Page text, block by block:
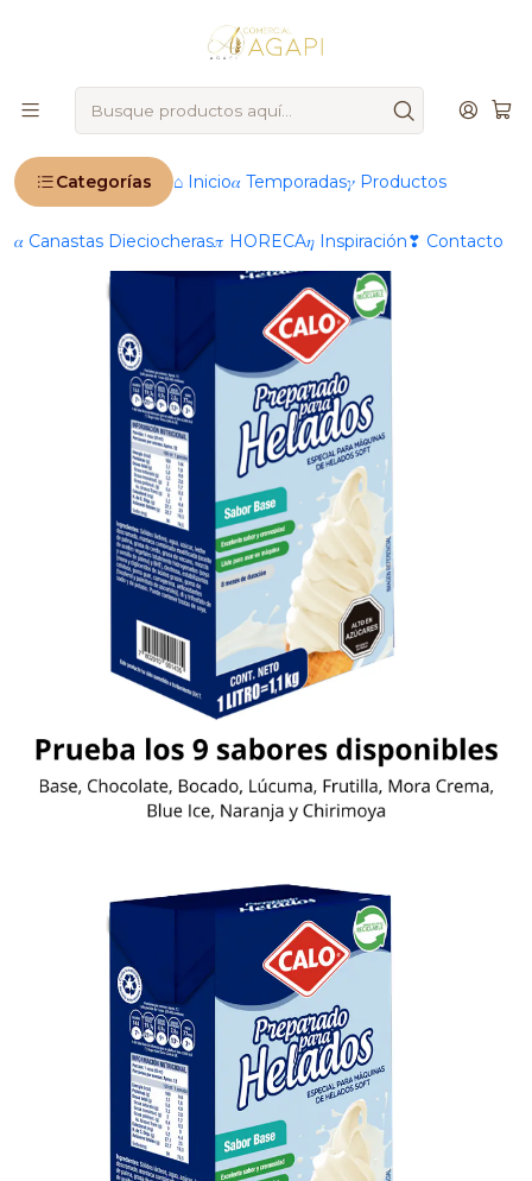
Categorías ⌂ Inicio𝛼 Temporadas𝛾 Productos
𝛼 Canastas Dieciocheras𝜋 HORECA𝜂 Inspiración❣ Contacto
IMPORTANTE: Ahora operamos 100 % online 🚨
Inicio Productos 🧂 Abarrotes
Leche
Preparados de helado
Preparado Para Helados Soft Calo Sabor Base (Tipo
Cremino) 1L